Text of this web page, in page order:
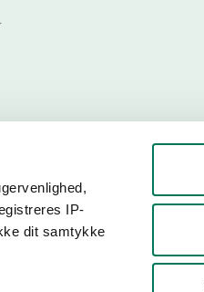
IP-
dit samtykke
Så